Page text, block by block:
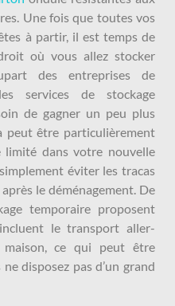
Une fois que toutes vos
à partir, il est temps de
où vous allez stocker
des entreprises de
services de stockage
de gagner un peu plus
peut être particulièrement
limité dans votre nouvelle
éviter les tracas
le déménagement. De
temporaire proposent
le transport aller-
ce qui peut être
disposez pas d’un grand